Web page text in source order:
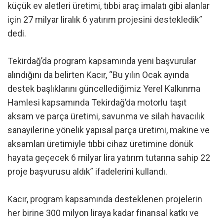
küçük ev aletleri üretimi, tıbbi araç imalatı gibi alanlar
için 27 milyar liralık 6 yatırım projesini destekledik”
dedi.
Tekirdağ’da program kapsamında yeni başvurular
alındığını da belirten Kacır, “Bu yılın Ocak ayında
destek başlıklarını güncellediğimiz Yerel Kalkınma
Hamlesi kapsamında Tekirdağ’da motorlu taşıt
aksam ve parça üretimi, savunma ve silah havacılık
sanayilerine yönelik yapısal parça üretimi, makine ve
aksamları üretimiyle tıbbi cihaz üretimine dönük
hayata geçecek 6 milyar lira yatırım tutarına sahip 22
proje başvurusu aldık” ifadelerini kullandı.
Kacır, program kapsamında desteklenen projelerin
her birine 300 milyon liraya kadar finansal katkı ve